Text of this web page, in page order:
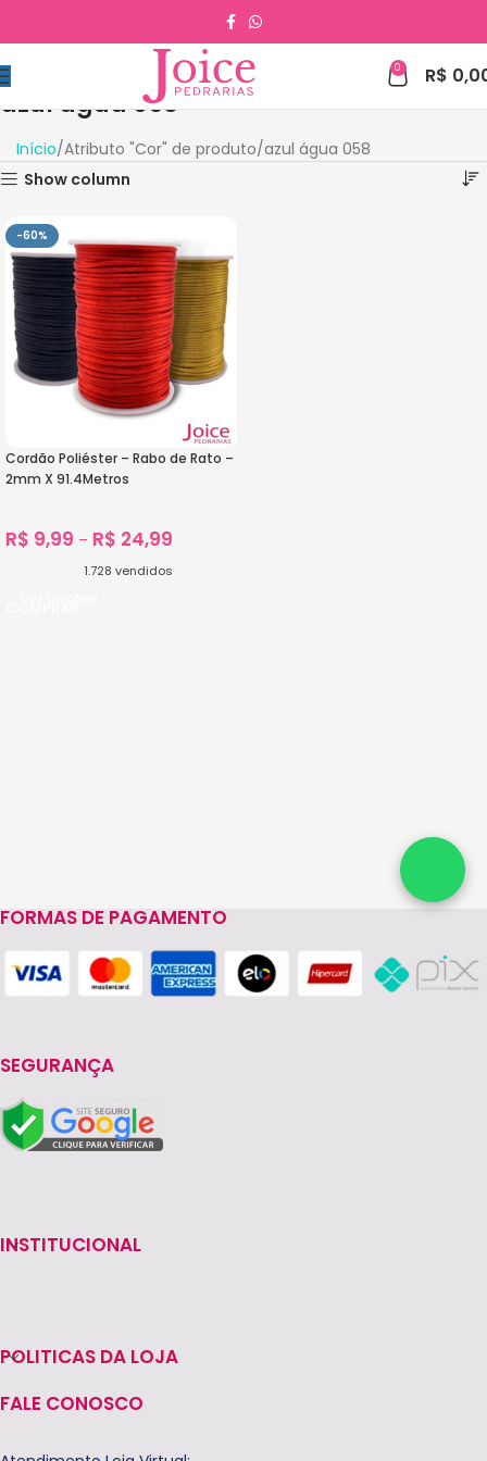
0 R$
azul água 058
Início Atributo "Cor" de produto azul água 058
Show column
-60%
Cordão Poliéster – Rabo de Rato –
2mm X 91.4Metros
R$ 9,99 – R$ 24,99
1.728 vendidos
FORMAS DE PAGAMENTO
SEGURANÇA
INSTITUCIONAL
POLITICAS DA LOJA
FALE CONOSCO